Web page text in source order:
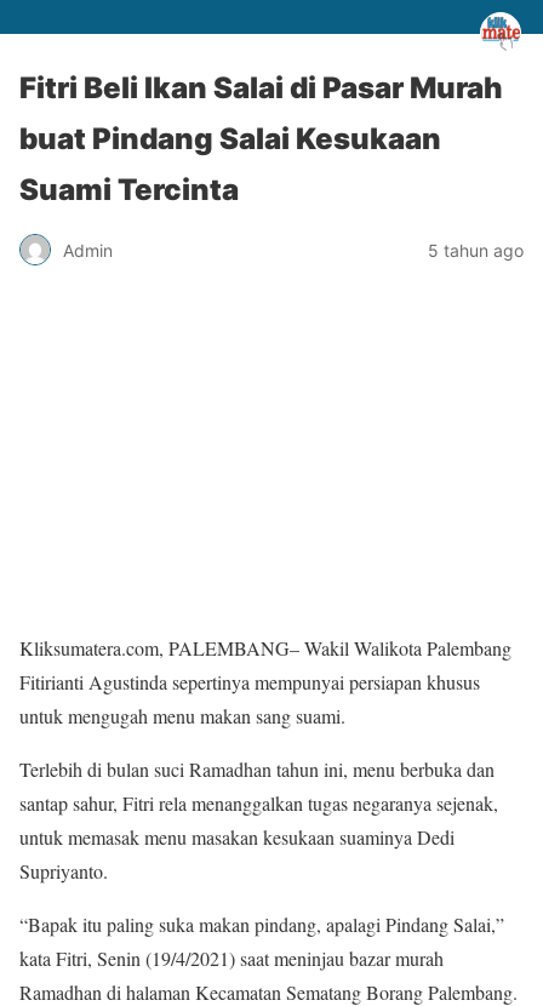
Fitri Beli Ikan Salai di Pasar Murah
buat Pindang Salai Kesukaan
Suami Tercinta
Admin 5 tahun ago
Kliksumatera.com, PALEMBANG– Wakil Walikota Palembang
Fitirianti Agustinda sepertinya mempunyai persiapan khusus
untuk mengugah menu makan sang suami.
Terlebih di bulan suci Ramadhan tahun ini, menu berbuka dan
santap sahur, Fitri rela menanggalkan tugas negaranya sejenak,
untuk memasak menu masakan kesukaan suaminya Dedi
Supriyanto.
“Bapak itu paling suka makan pindang, apalagi Pindang Salai,”
kata Fitri, Senin (19/4/2021) saat meninjau bazar murah
Ramadhan di halaman Kecamatan Sematang Borang Palembang.